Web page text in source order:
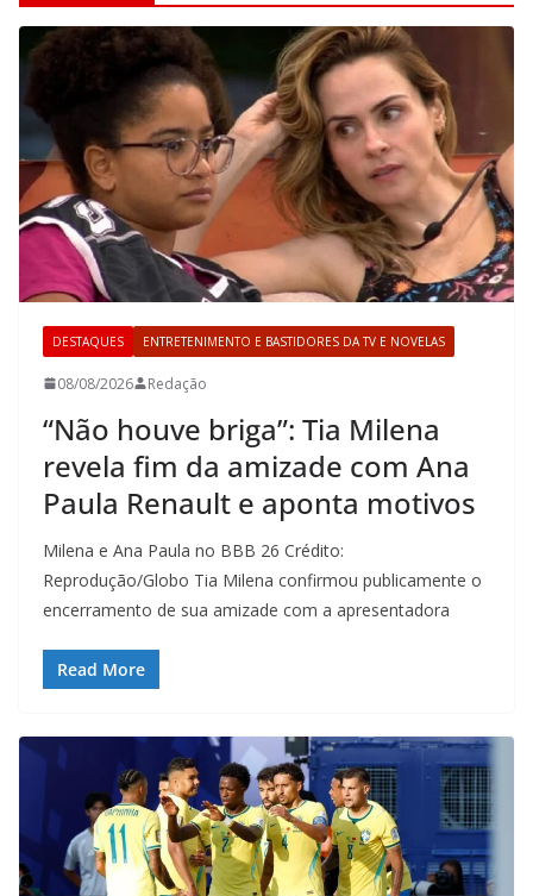
DESTAQUES ENTRETENIMENTO E BASTIDORES DA TV E NOVELAS
08/08/2026 Redação
“Não houve briga”: Tia Milena
revela fim da amizade com Ana
Paula Renault e aponta motivos
Milena e Ana Paula no BBB 26 Crédito:
Reprodução/Globo Tia Milena confirmou publicamente o
encerramento de sua amizade com a apresentadora
Read More